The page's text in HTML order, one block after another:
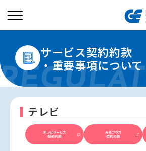
サービス契約約款
・重要事項について
テレビ